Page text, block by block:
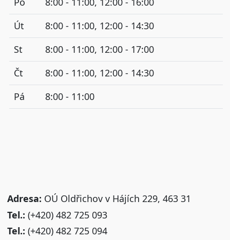
Út
8:00 - 11:00, 12:00 - 14:30
St
8:00 - 11:00, 12:00 - 17:00
Čt
8:00 - 11:00, 12:00 - 14:30
Pá
8:00 - 11:00
Adresa: OÚ Oldřichov v Hájích 229, 463 31
Tel.: (+420) 482 725 093
Tel.: (+420) 482 725 094